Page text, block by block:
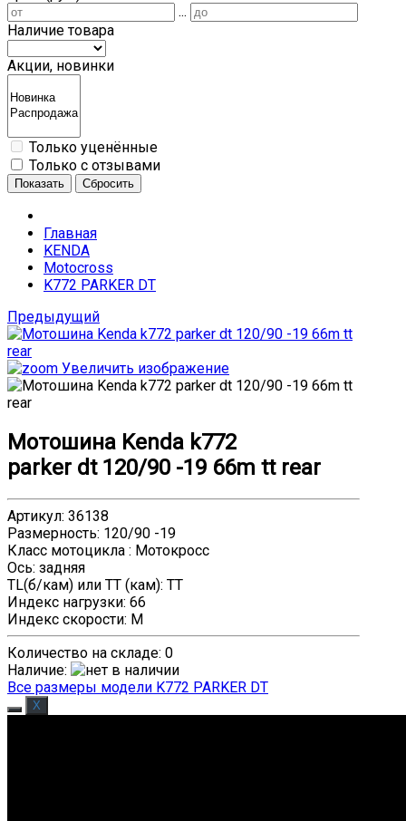
...
Наличие товара
Акции, новинки
Только уценённые
Только с отзывами
Показать Сбросить
Главная
KENDA
Motocross
K772 PARKER DT
Предыдущий
Увеличить изображение
Мотошина Kenda k772
parker dt 120/90 -19 66m tt rear
Артикул: 36138
Размерность: 120/90 -19
Класс мотоцикла : Мотокросс
Ось: задняя
TL(б/кам) или TT (кам): TT
Индекс нагрузки: 66
Индекс скорости: M
Количество на складе: 0
Наличие:
Все размеры модели K772 PARKER DT